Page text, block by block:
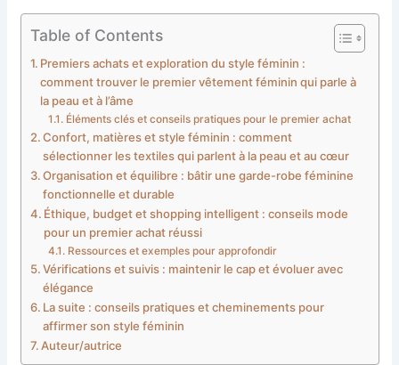
Table of Contents
Premiers achats et exploration du style féminin :
comment trouver le premier vêtement féminin qui parle à
la peau et à l’âme
Éléments clés et conseils pratiques pour le premier achat
Confort, matières et style féminin : comment
sélectionner les textiles qui parlent à la peau et au cœur
Organisation et équilibre : bâtir une garde-robe féminine
fonctionnelle et durable
Éthique, budget et shopping intelligent : conseils mode
pour un premier achat réussi
Ressources et exemples pour approfondir
Vérifications et suivis : maintenir le cap et évoluer avec
élégance
La suite : conseils pratiques et cheminements pour
affirmer son style féminin
Auteur/autrice